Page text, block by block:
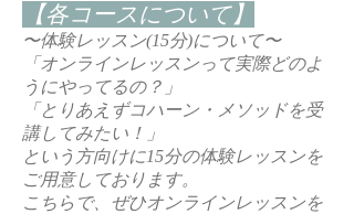
【各コースについて】
〜体験レッスン(15分)について〜
「オンラインレッスンって実際どのよ
うにやってるの？」
「とりあえずコハーン・メソッドを受
講してみたい！」
という方向けに15分の体験レッスンを
ご用意しております。
こちらで、ぜひオンラインレッスンを